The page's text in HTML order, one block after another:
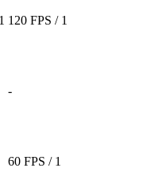
120 FPS / 1
-
60 FPS / 1